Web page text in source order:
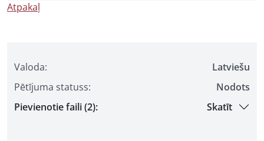
Valoda:
Latviešu
Pētījuma statuss:
Nodots
Pievienotie faili (2):
Skatīt
Atpakaļ